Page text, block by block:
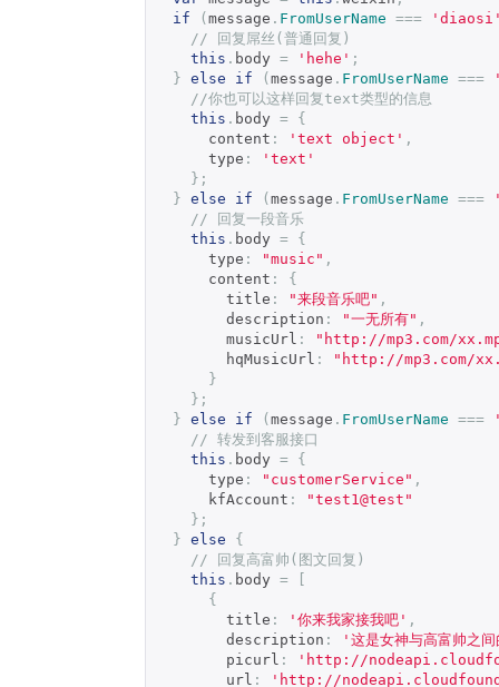
if
(message . FromUserName ===
// 回复屌丝(普通回复)
this . body = 'hehe' ;
} else if (message . FromUserName ===
//你也可以这样回复text类型的信息
this . body = {
      content
: 'text object' ,
      type
:
'text'
};
} else if (message . FromUserName ===
// 回复一段音乐
this . body = {
      type
: "music" ,
      content
:
{
        title
: "来段音乐吧" ,
        description
: "一无所有" ,
        musicUrl
:
"http://mp3.com/
        hqMusicUrl
:
"http://mp3.com/
}
};
} else if (message . FromUserName ===
// 转发到客服接口
this . body = {
      type
: "customerService" ,
      kfAccount
:
"test1@test"
};
} else
{
// 回复高富帅(图文回复)
this . body =
[
{
        title
: '你来我家接我吧' ,
        description
:
'这是女神与高富帅之
        picurl
:
'http://
        url
:
'http://